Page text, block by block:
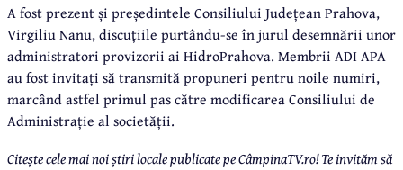
A fost prezent și președintele Consiliului Județean Prahova,
Virgiliu Nanu, discuțiile purtându-se în jurul desemnării unor
administratori provizorii ai HidroPrahova. Membrii ADI APA
au fost invitați să transmită propuneri pentru noile numiri,
marcând astfel primul pas către modificarea Consiliului de
Administrație al societății.
Citește cele mai noi știri locale publicate pe CâmpinaTV.ro! Te invităm să